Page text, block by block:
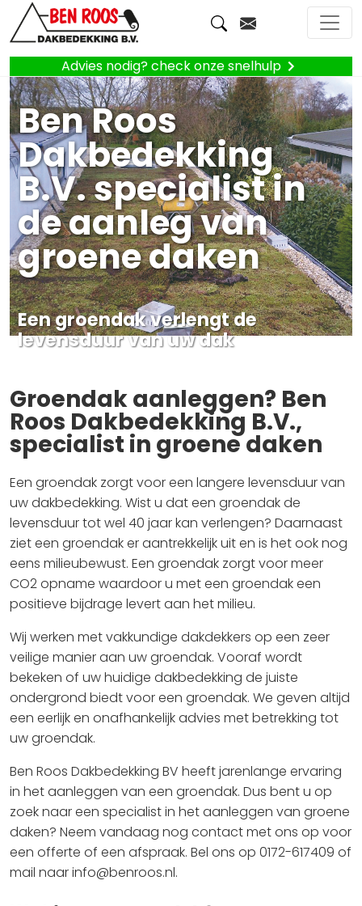
Advies nodig? check onze snelhulp
Ben Roos
Dakbedekking
B.V. specialist in
de aanleg van
groene daken
Een groendak verlengt de
levensduur van uw dak
Groendak aanleggen? Ben
Roos Dakbedekking B.V.,
specialist in groene daken
Een groendak zorgt voor een langere levensduur van
uw dakbedekking. Wist u dat een groendak de
levensduur tot wel 40 jaar kan verlengen? Daarnaast
ziet een groendak er aantrekkelijk uit en is het ook nog
eens milieubewust. Een groendak zorgt voor meer
CO2 opname waardoor u met een groendak een
positieve bijdrage levert aan het milieu.
Wij werken met vakkundige dakdekkers op een zeer
veilige manier aan uw groendak. Vooraf wordt
bekeken of uw huidige dakbedekking de juiste
ondergrond biedt voor een groendak. We geven altijd
een eerlijk en onafhankelijk advies met betrekking tot
uw groendak.
Ben Roos Dakbedekking BV heeft jarenlange ervaring
in het aanleggen van een groendak. Dus bent u op
zoek naar een specialist in het aanleggen van groene
daken? Neem vandaag nog contact met ons op voor
een offerte of een afspraak. Bel ons op 0172-617409 of
mail naar info@benroos.nl.